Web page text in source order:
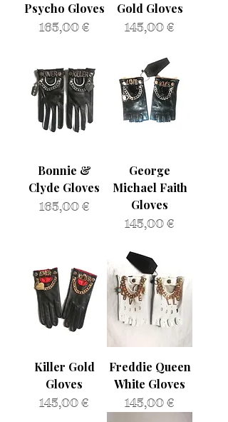
Psycho Gloves
Prezzo
165,00 €
Gold Gloves
Prezzo
145,00 €
Bonnie &
Clyde Gloves
Prezzo
165,00 €
George
Michael Faith
Gloves
Prezzo
145,00 €
Killer Gold
Gloves
Prezzo
145,00 €
Freddie Queen
White Gloves
Prezzo
145,00 €